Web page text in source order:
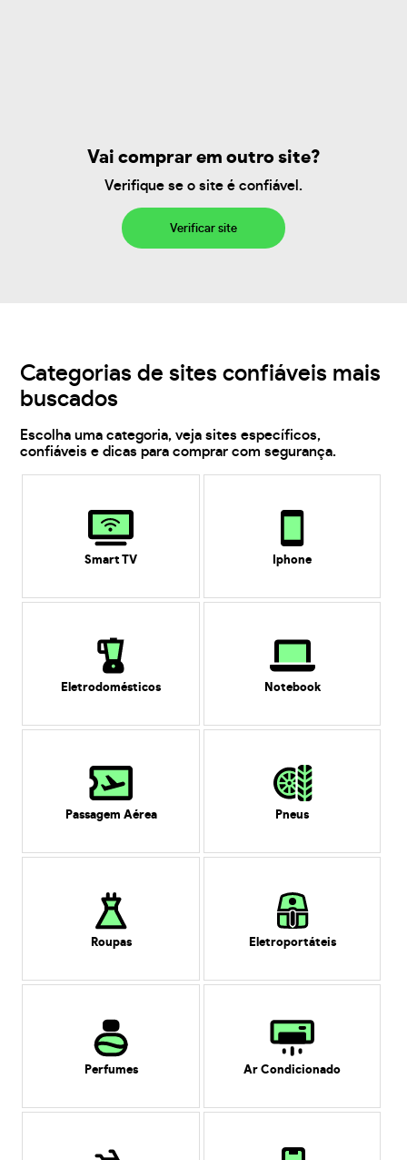
Vai comprar em outro site?
Verifique se o site é confiável.
Verificar site
Categorias de sites confiáveis mais
buscados
Escolha uma categoria, veja sites específicos,
confiáveis e dicas para comprar com segurança.
Smart TV Iphone
Eletrodomésticos Notebook
Passagem Aérea Pneus
Roupas Eletroportáteis
Perfumes Ar Condicionado